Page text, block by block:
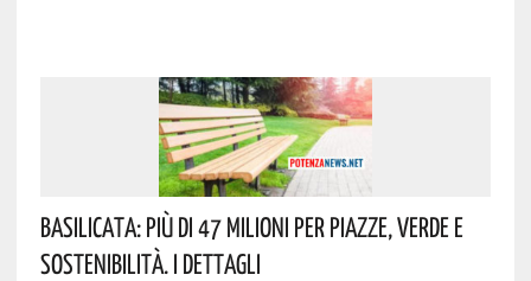
Basilicata: Più Di 47 Milioni Per Piazze, Verde E
Sostenibilità. I Dettagli